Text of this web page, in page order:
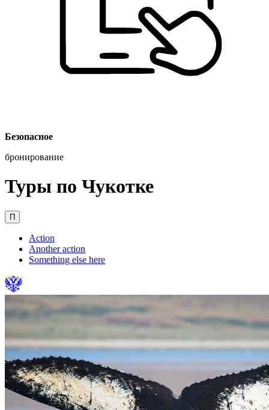
Безопасное
бронирование
Туры по Чукотке
П
Action
Another action
Something else here